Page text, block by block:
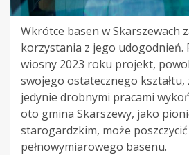
Wkrótce basen w Skarszewach
korzystania z jego udogodnień.
wiosny 2023 roku projekt,
swojego ostatecznego kształtu,
jedynie drobnymi pracami
oto gmina Skarszewy, jako
starogardzkim, może
pełnowymiarowego basenu.